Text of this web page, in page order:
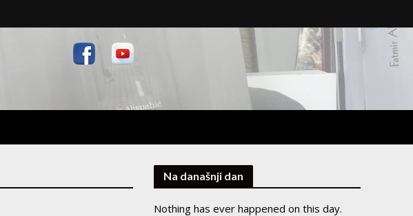
Na današnji dan
Nothing has ever happened on this day.